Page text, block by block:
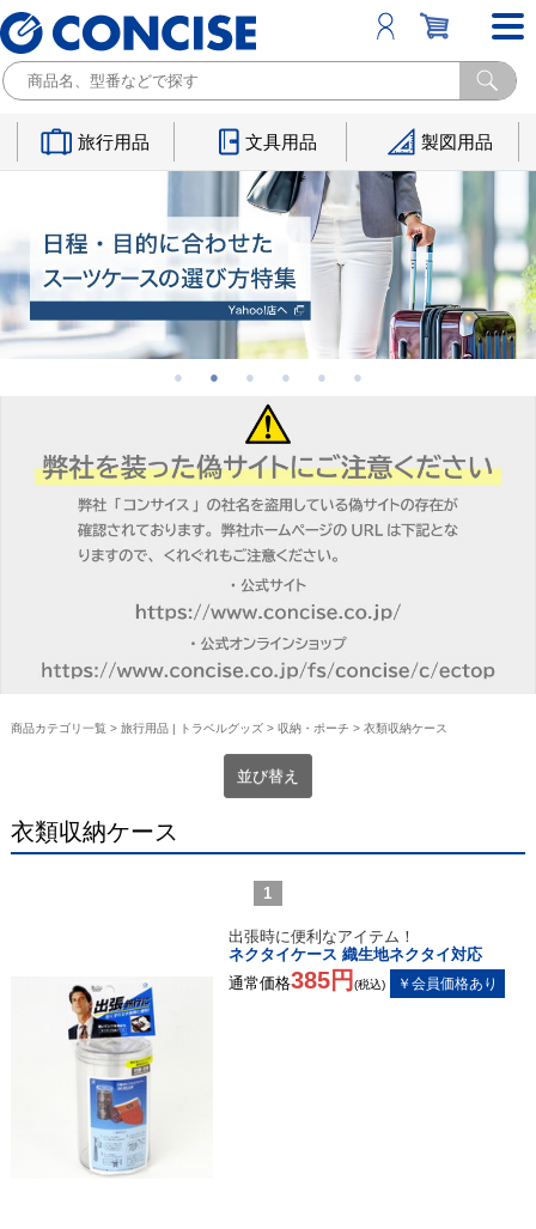
旅行用品 文具用品 製図用品
商品カテゴリ一覧 > 旅行用品 | トラベルグッズ> 収納・ポーチ > 衣類収納ケース
並び替え
衣類収納ケース
1
出張時に便利なアイテム！
ネクタイケース 織生地ネクタイ対応
通常価格385円 (税込)